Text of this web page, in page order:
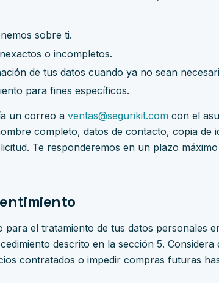
sobre ti.
o incompletos.
de tus datos cuando ya no sean
para fines específicos.
un correo a ventas@segurikit.com con el
completo, datos de contacto, copia de
Te responderemos en un plazo
para el tratamiento de tus datos personales
descrito en la sección 5. Considera
contratados o impedir compras futuras